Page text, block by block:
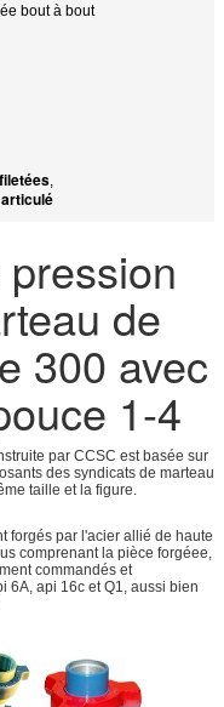
bout à bout
,
de
300 avec
1-4
par CCSC est basée sur
des syndicats de marteau
taille et la figure.
forgés par l'acier allié de haute
comprenant la pièce forgéee,
commandés et
6A, api 16c et Q1, aussi bien